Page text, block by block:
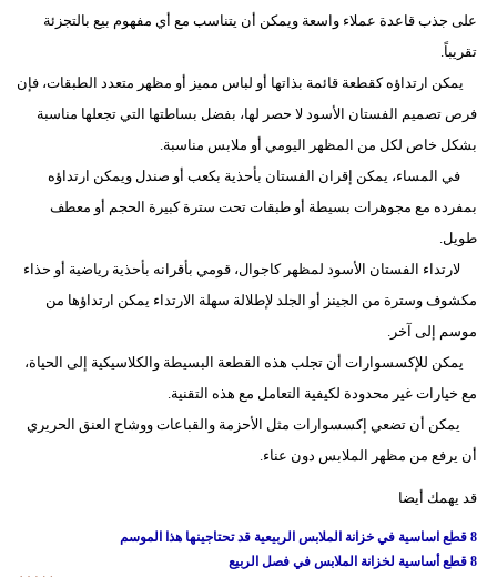
على جذب قاعدة عملاء واسعة ويمكن أن يتناسب مع أي مفهوم بيع بالتجزئة
تقريباً.
يمكن ارتداؤه كقطعة قائمة بذاتها أو لباس مميز أو مظهر متعدد الطبقات، فإن
فرص تصميم الفستان الأسود لا حصر لها، بفضل بساطتها التي تجعلها مناسبة
بشكل خاص لكل من المظهر اليومي أو ملابس مناسبة.
في المساء، يمكن إقران الفستان بأحذية بكعب أو صندل ويمكن ارتداؤه
بمفرده مع مجوهرات بسيطة أو طبقات تحت سترة كبيرة الحجم أو معطف
طويل.
لارتداء الفستان الأسود لمظهر كاجوال، قومي بأقرانه بأحذية رياضية أو حذاء
مكشوف وسترة من الجينز أو الجلد لإطلالة سهلة الارتداء يمكن ارتداؤها من
موسم إلى آخر.
يمكن للإكسسوارات أن تجلب هذه القطعة البسيطة والكلاسيكية إلى الحياة،
مع خيارات غير محدودة لكيفية التعامل مع هذه التقنية.
يمكن أن تضعي إكسسوارات مثل الأحزمة والقباعات ووشاح العنق الحريري
أن يرفع من مظهر الملابس دون عناء.
قد يهمك أيضا
8 قطع اساسية في خزانة الملابس الربيعية قد تحتاجينها هذا الموسم
8 قطع أساسية لخزانة الملابس في فصل الربيع